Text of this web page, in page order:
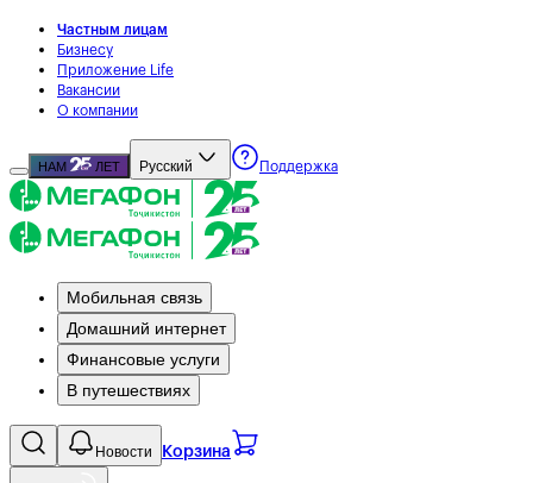
Частным лицам
Бизнесу
Приложение Life
Вакансии
О компании
НАМ ЛЕТ Русский Поддержка
Мобильная связь
Домашний интернет
Финансовые услуги
В путешествиях
Новости Корзина